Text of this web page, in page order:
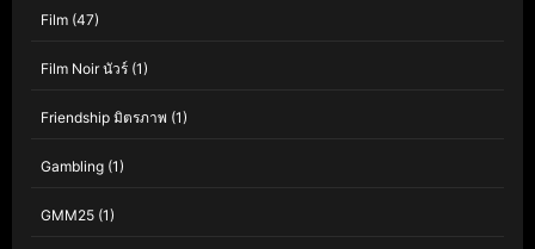
Film (47)
Film Noir นัวร์ (1)
Friendship มิตรภาพ (1)
Gambling (1)
GMM25 (1)